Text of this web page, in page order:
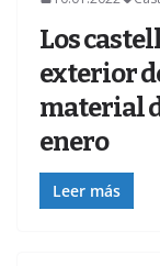
Los
exterior
material
enero
Leer más